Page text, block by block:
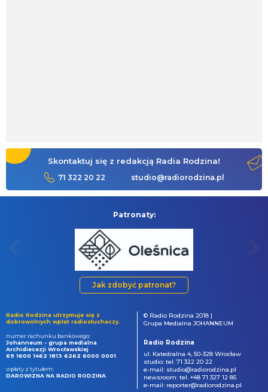
Skontaktuj się z redakcją Radia Rodzina!
71 322 20 22 studio@radiorodzina.pl
Patronaty:
Jak zdobyć patronat?
Radio Rodzina utrzymuje się z
dobrowolnych wpłat radiosłuchaczy.
numer rachunku bankowego:
Johanneum - grupa medialna
Archidiecezji Wrocławskiej
69 1600 1462 1813 6262 6000 0001
wpłaty z tytułem:
DAROWIZNA NA RADIO RODZINA
© Radio Rodzina 2018 |
Grupa Medialna JOHANNEUM
Radio Rodzina
ul. Katedralna 4, 50-328 Wrocław
studio: tel. 71 322 20 22
e-mail: studio@radiorodzina.pl
newsroom: tel. +48 71 327 12 85
e-mail: reporter@radiorodzina.pl